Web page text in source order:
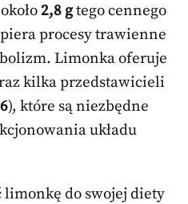
2,8 gtego cennego
procesy trawienne
Limonka oferuje
kilka przedstawicieli
), które są niezbędne
układu
limonkę do swojej diety